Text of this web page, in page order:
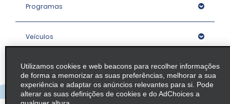
Programas
Veículos
Agências
Empresa
Utilizamos cookies e web beacons para recolher informações
de forma a memorizar as suas preferências, melhorar a sua
experiência e adaptar os anúncios relevantes para si. Pode
alterar as suas definições de cookies e do AdChoices a